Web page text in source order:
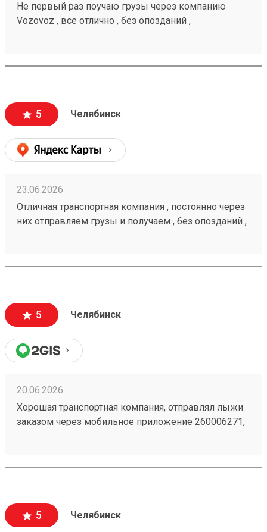
Не первый раз поучаю грузы через компанию
Vozovoz , все отлично , без опозданий ,
5 Челябинск
23.06.2026
Отличная транспортная компания , постоянно через
них отправляем грузы и получаем , без опозданий ,
5 Челябинск
20.06.2026
Хорошая транспортная компания, отправлял лыжи
заказом через мобильное приложение 260006271,
5 Челябинск